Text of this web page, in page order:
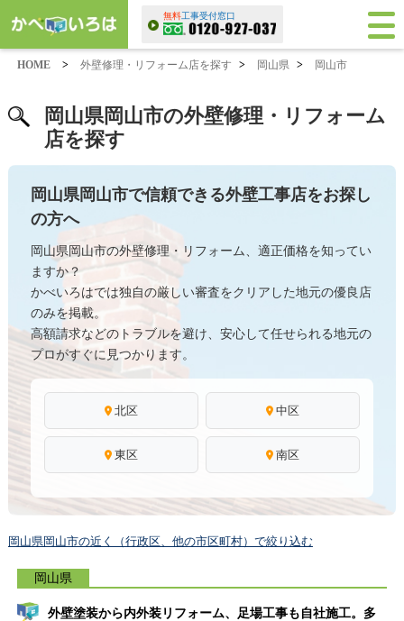
無料工事受付窓口
HOME > 外壁修理・リフォーム店を探す > 岡山県 > 岡山市
岡山県岡山市の外壁修理・リフォーム
店を探す
岡山県岡山市で信頼できる外壁工事店をお探し
の方へ
岡山県岡山市の外壁修理・リフォーム、適正価格を知ってい
ますか？
かべいろはでは独自の厳しい審査をクリアした地元の優良店
のみを掲載。
高額請求などのトラブルを避け、安心して任せられる地元の
プロがすぐに見つかります。
北区 中区
東区 南区
岡山県岡山市の近く（行政区、他の市区町村）で絞り込む
岡山県
外壁塗装から内外装リフォーム、足場工事も自社施工。多